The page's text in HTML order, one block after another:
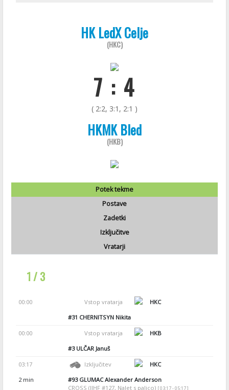
HK LedX Celje
(HKC)
7 : 4
( 2:2, 3:1, 2:1 )
HKMK Bled
(HKB)
Potek tekme
Postave
Zadetki
Izključitve
Vratarji
1 / 3
00:00 Vstop vratarja
HKC
#31 CHERNITSYN Nikita
00:00 Vstop vratarja
HKB
#3ULČAR Januš
03:17 Izključitev
HKC
2 min
#93GLUMAC Alexander Anderson
CROSS (IIHF #127, Nalet s palico) [ 03:17 - 05:17 ]